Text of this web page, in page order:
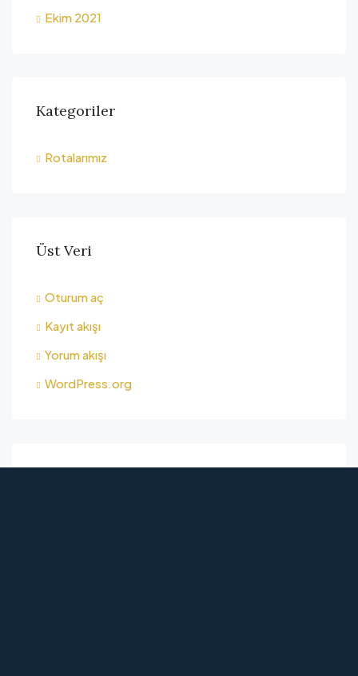
Ekim 2021
Kategoriler
Rotalarımız
Üst Veri
Oturum aç
Kayıt akışı
Yorum akışı
WordPress.org